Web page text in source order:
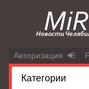
Авторизация